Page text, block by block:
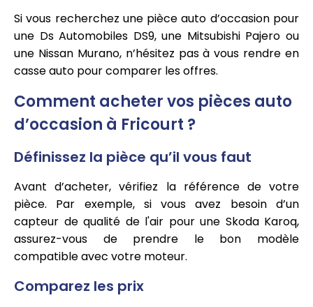
Si vous recherchez une pièce auto d’occasion pour
une Ds Automobiles DS9, une Mitsubishi Pajero ou
une Nissan Murano, n’hésitez pas à vous rendre en
casse auto pour comparer les offres.
Comment acheter vos pièces auto
d’occasion à Fricourt ?
Définissez la pièce qu’il vous faut
Avant d’acheter, vérifiez la référence de votre
pièce. Par exemple, si vous avez besoin d’un
capteur de qualité de l'air pour une Skoda Karoq,
assurez-vous de prendre le bon modèle
compatible avec votre moteur.
Comparez les prix